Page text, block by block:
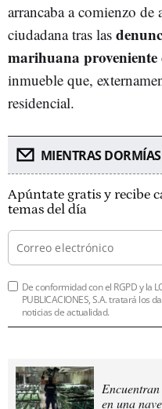
arrancaba a comienzo de
ciudadana tras las
marihuana proveniente
inmueble que,
residencial.
MIENTRAS
Apúntate gratis y recibe
temas del día
De conformidad con el RGPD y la
PUBLICACIONES, S.A. tratará los
noticias de actualidad.
en una